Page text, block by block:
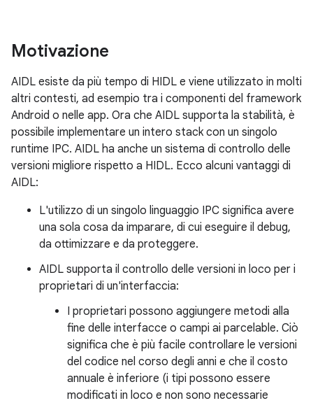
Motivazione
AIDL esiste da più tempo di HIDL e viene utilizzato in molti
altri contesti, ad esempio tra i componenti del framework
Android o nelle app. Ora che AIDL supporta la stabilità, è
possibile implementare un intero stack con un singolo
runtime IPC. AIDL ha anche un sistema di controllo delle
versioni migliore rispetto a HIDL. Ecco alcuni vantaggi di
AIDL:
L'utilizzo di un singolo linguaggio IPC significa avere
una sola cosa da imparare, di cui eseguire il debug,
da ottimizzare e da proteggere.
AIDL supporta il controllo delle versioni in loco per i
proprietari di un'interfaccia:
I proprietari possono aggiungere metodi alla
fine delle interfacce o campi ai parcelable. Ciò
significa che è più facile controllare le versioni
del codice nel corso degli anni e che il costo
annuale è inferiore (i tipi possono essere
modificati in loco e non sono necessarie